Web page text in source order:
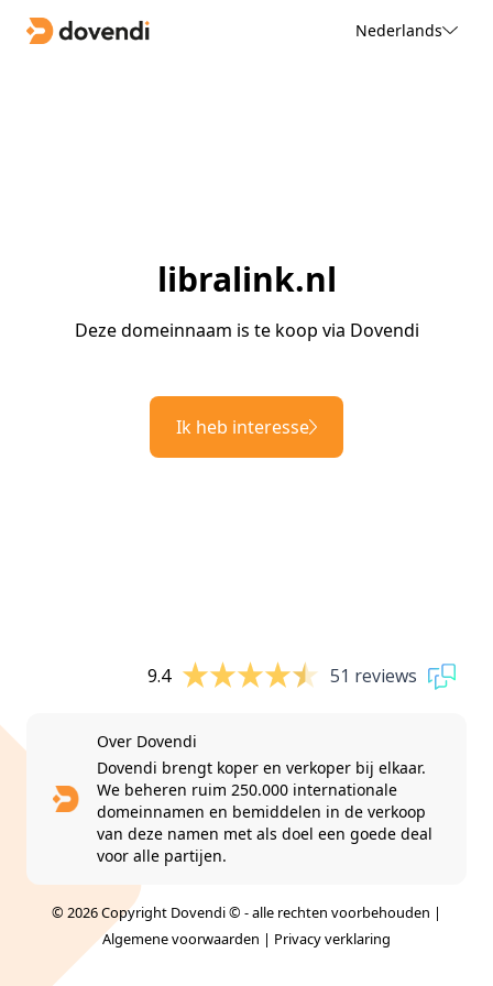
Nederlands
libralink.nl
Deze domeinnaam is te koop via Dovendi
Ik heb interesse
9.4 51 reviews
Over Dovendi
Dovendi brengt koper en verkoper bij elkaar.
We beheren ruim 250.000 internationale
domeinnamen en bemiddelen in de verkoop
van deze namen met als doel een goede deal
voor alle partijen.
© 2026 Copyright Dovendi © - alle rechten voorbehouden |
Algemene voorwaarden | Privacy verklaring